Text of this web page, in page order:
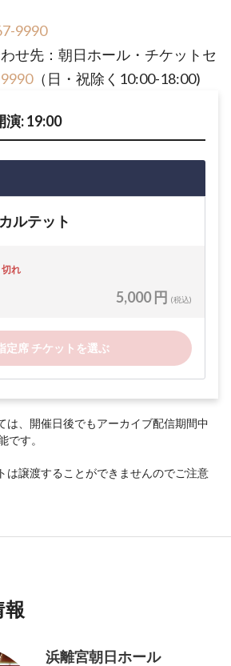
9990
せ先：朝日ホール・チケットセ
（日・祝除く10:00-18:00)
: 19:00
ルテット
れ
5,000 円 (税込)
定席 チケットを選ぶ
、開催日後でもアーカイブ配信期間中
です。
は譲渡することができませんのでご注意
浜離宮朝日ホール